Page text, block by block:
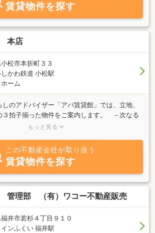
賃貸物件を探す
本店
松市本折町３３
しかわ鉄道 小松駅
ーム
のアドバイザー「アパ賃貸館」では、立地、
３拍子揃った物件をご案内します。 －次なる
ビテーション。「ホテル」＆「マンション」の
かし、点を結ぶネットワークと、それをイキイ
テムができたとき、そこに独創的な新しい価値
でアパグループが提唱しているのが、「アパの
らしをおくる人々が、休日などに全国に展開さ
で非日常的な時間を楽しんだり、逆に「アパホ
もてなしにふれた人々が、生涯の住まいとし
もっと見る
この不動産会社が取り扱う
賃貸物件を探す
管理部 （有）ワコー不動産販売
井市若杉４丁目９１０
ンふくい 福井駅